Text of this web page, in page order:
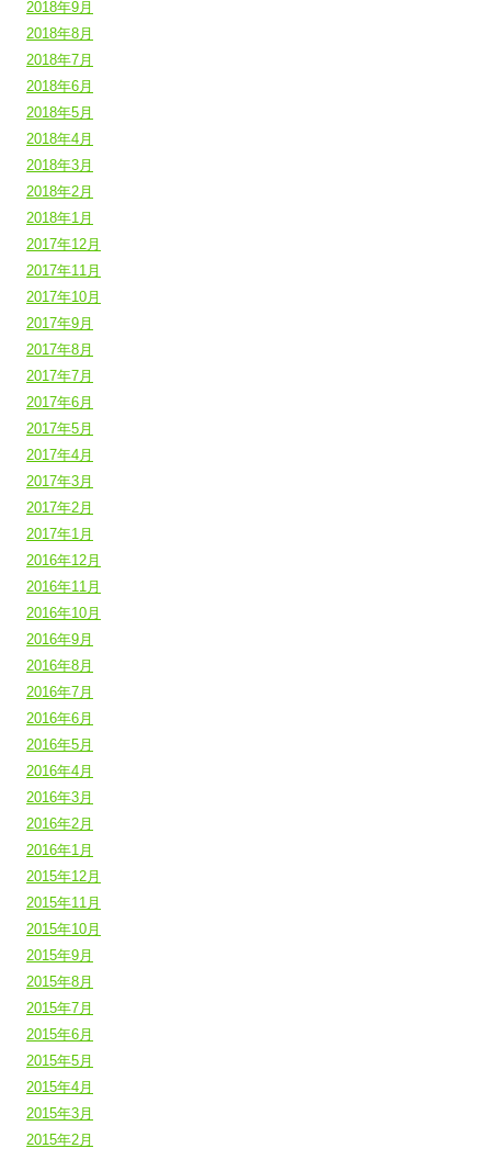
2018年9月
2018年8月
2018年7月
2018年6月
2018年5月
2018年4月
2018年3月
2018年2月
2018年1月
2017年12月
2017年11月
2017年10月
2017年9月
2017年8月
2017年7月
2017年6月
2017年5月
2017年4月
2017年3月
2017年2月
2017年1月
2016年12月
2016年11月
2016年10月
2016年9月
2016年8月
2016年7月
2016年6月
2016年5月
2016年4月
2016年3月
2016年2月
2016年1月
2015年12月
2015年11月
2015年10月
2015年9月
2015年8月
2015年7月
2015年6月
2015年5月
2015年4月
2015年3月
2015年2月